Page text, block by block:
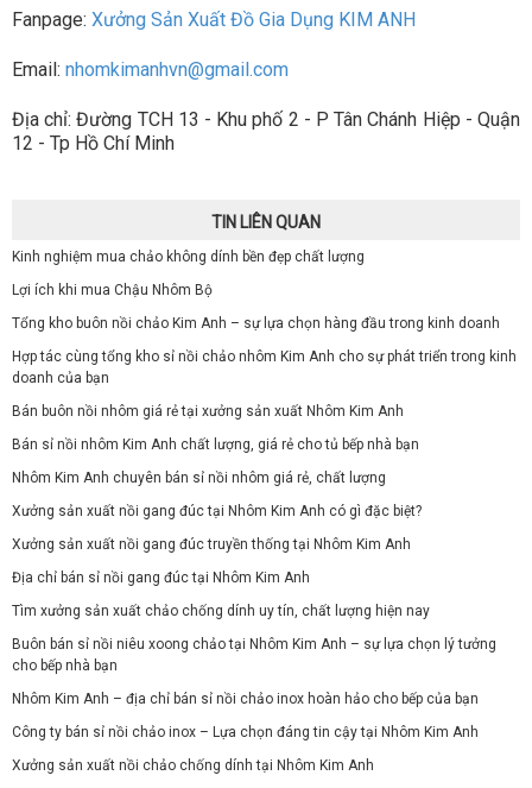
Fanpage: Xưởng Sản Xuất Đồ Gia Dụng KIM ANH
Email: nhomkimanhvn@gmail.com
Địa chỉ: Đường TCH 13 - Khu phố 2 - P Tân Chánh Hiệp - Quận
12 - Tp Hồ Chí Minh
TIN LIÊN QUAN
Kinh nghiệm mua chảo không dính bền đẹp chất lượng
Lợi ích khi mua Chậu Nhôm Bộ
Tổng kho buôn nồi chảo Kim Anh – sự lựa chọn hàng đầu trong kinh doanh
Hợp tác cùng tổng kho sỉ nồi chảo nhôm Kim Anh cho sự phát triển trong kinh
doanh của bạn
Bán buôn nồi nhôm giá rẻ tại xưởng sản xuất Nhôm Kim Anh
Bán sỉ nồi nhôm Kim Anh chất lượng, giá rẻ cho tủ bếp nhà bạn
Nhôm Kim Anh chuyên bán sỉ nồi nhôm giá rẻ, chất lượng
Xưởng sản xuất nồi gang đúc tại Nhôm Kim Anh có gì đặc biệt?
Xưởng sản xuất nồi gang đúc truyền thống tại Nhôm Kim Anh
Địa chỉ bán sỉ nồi gang đúc tại Nhôm Kim Anh
Tìm xưởng sản xuất chảo chống dính uy tín, chất lượng hiện nay
Buôn bán sỉ nồi niêu xoong chảo tại Nhôm Kim Anh – sự lựa chọn lý tưởng
cho bếp nhà bạn
Nhôm Kim Anh – địa chỉ bán sỉ nồi chảo inox hoàn hảo cho bếp của bạn
Công ty bán sỉ nồi chảo inox – Lựa chọn đáng tin cậy tại Nhôm Kim Anh
Xưởng sản xuất nồi chảo chống dính tại Nhôm Kim Anh